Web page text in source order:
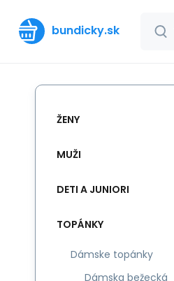
bundicky.sk
ŽENY
MUŽI
DETI A JUNIORI
TOPÁNKY
Dámske topánky
Dámska bežecká